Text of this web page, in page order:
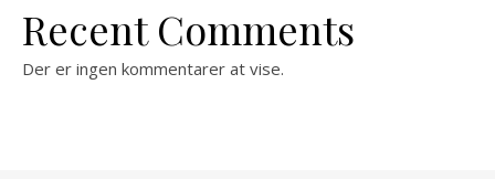
Recent Comments
Der er ingen kommentarer at vise.